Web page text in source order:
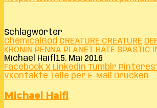
Schlagwörter
ChemicalGod CREATURE CREATURE
KRONIN PENNA PLANET HATE SPASTIC
Michael Haifl 15. Mai 2016
Facebook X LinkedIn Tumblr
VKontakte Teile per E-Mail Drucken
Michael Haifl